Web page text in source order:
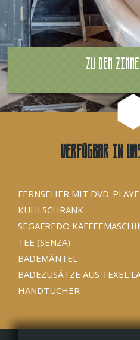
Zu dem
Verfügbar in
FERNSEHER MIT DVD-
KÜHLSCHRANK
SEGAFREDO
TEE (SENZA)
BADEMÄNTEL
BADEZUSÄTZE AUS TEXEL
HANDTÜCHER